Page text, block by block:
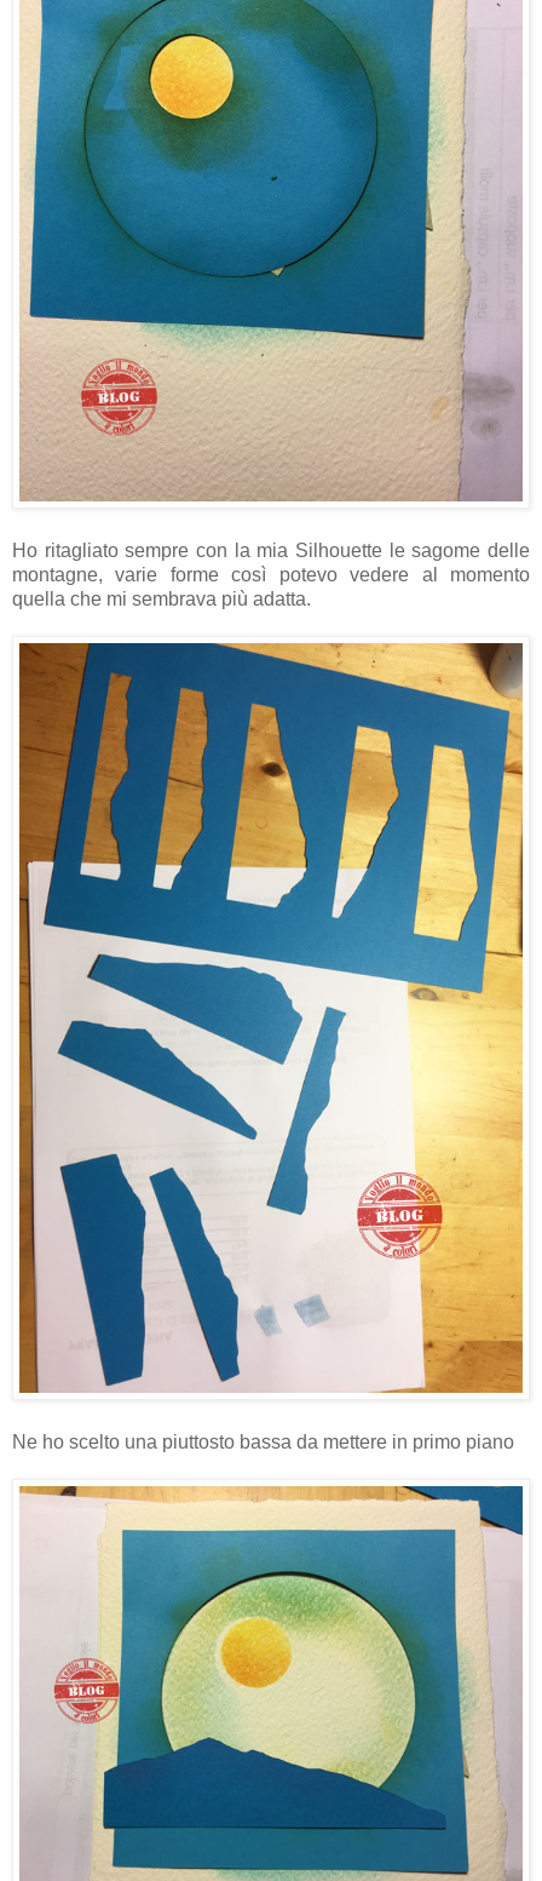
Ho ritagliato sempre con la mia Silhouette le sagome delle
montagne, varie forme così potevo vedere al momento
quella che mi sembrava più adatta.
Ne ho scelto una piuttosto bassa da mettere in primo piano